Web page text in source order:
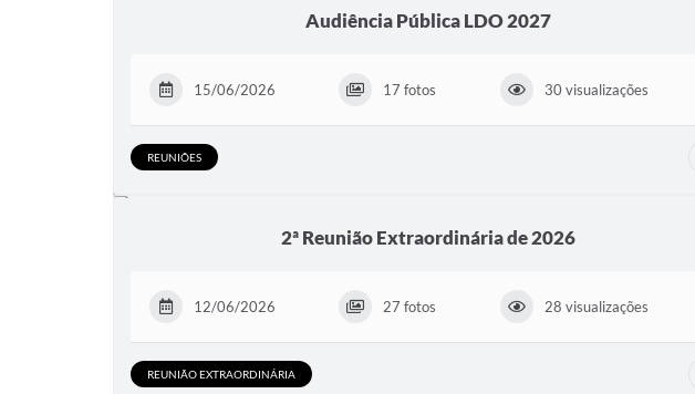
Audiência Pública LDO 2027
15/06/2026 17 fotos 30 visualizações
REUNIÕES
2ª Reunião Extraordinária de 2026
12/06/2026 27 fotos 28 visualizações
REUNIÃO EXTRAORDINÁRIA